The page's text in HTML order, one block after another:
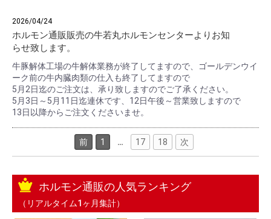
2026/04/24
ホルモン通販販売の牛若丸ホルモンセンターよりお知
らせ致します。
牛豚解体工場の牛解体業務が終了してますので、ゴールデンウイ
ーク前の牛内臓肉類の仕入も終了してますので
5月2日迄のご注文は、承り致しますのでご了承ください。
5月3日～5月11日迄連休です、12日午後～営業致しますので
13日以降からご注文くださいませ。
前 1 … 17 18 次
ホルモン通販の人気ランキング
（リアルタイム1ヶ月集計）